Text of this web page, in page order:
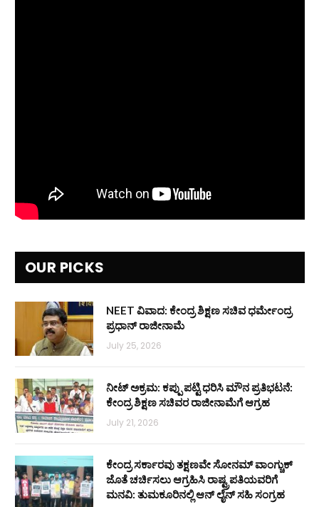
OUR PICKS
NEET ವಿವಾದ: ಕೇಂದ್ರ ಶಿಕ್ಷಣ ಸಚಿವ ಧರ್ಮೇಂದ್ರ
ಪ್ರಧಾನ್ ರಾಜೀನಾಮೆ
July 25, 2026
ನೀಟ್ ಅಕ್ರಮ: ಕಪ್ಪು ಪಟ್ಟಿ ಧರಿಸಿ ಮೌನ ಪ್ರತಿಭಟನೆ:
ಕೇಂದ್ರ ಶಿಕ್ಷಣ ಸಚಿವರ ರಾಜೀನಾಮೆಗೆ ಆಗ್ರಹ
July 21, 2026
ಕೇಂದ್ರ ಸರ್ಕಾರವು ತಕ್ಷಣವೇ ಸೋನಮ್ ವಾಂಗ್ಚುಕ್
ಜೊತೆ ಚರ್ಚಿಸಲು ಆಗ್ರಹಿಸಿ ರಾಷ್ಟ್ರಪತಿಯವರಿಗೆ
ಮನವಿ: ತುಮಕೂರಿನಲ್ಲಿ ಆನ್‌ ಲೈನ್ ಸಹಿ ಸಂಗ್ರಹ